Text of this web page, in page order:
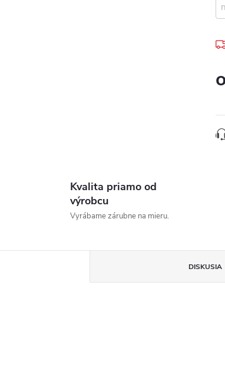
Kvalita priamo od
výrobcu
Vyrábame zárubne na mieru.
DISKUSIA